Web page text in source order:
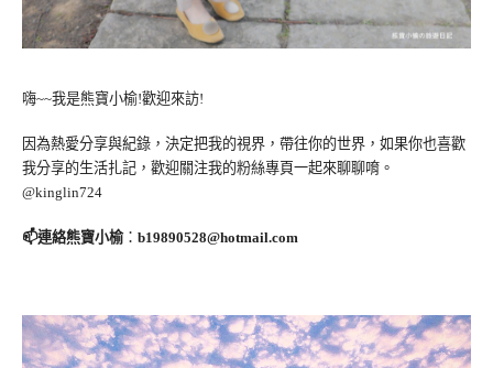
嗨~~我是熊寶小榆!歡迎來訪!
因為熱愛分享與紀錄，決定把我的視界，帶往你的世界，如果你也喜歡
我分享的生活扎記，歡迎關注我的粉絲專頁一起來聊聊唷。
@kinglin724
📫連絡熊寶小榆： b19890528@hotmail.com